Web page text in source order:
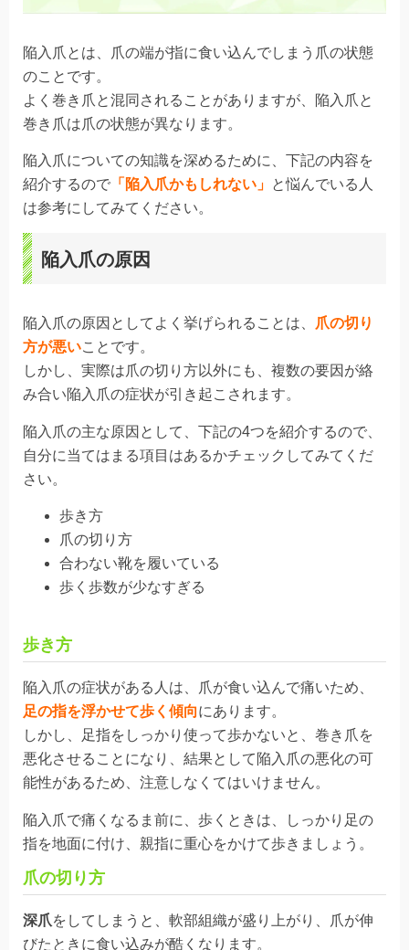
陥入爪とは、爪の端が指に食い込んでしまう爪の状態
のことです。
よく巻き爪と混同されることがありますが、陥入爪と
巻き爪は爪の状態が異なります。
陥入爪についての知識を深めるために、下記の内容を
紹介するので 「陥入爪かもしれない」 と悩んでいる人
は参考にしてみてください。
陥入爪の原因
陥入爪の原因としてよく挙げられることは、
爪の切り
方が悪いことです。
しかし、実際は爪の切り方以外にも、複数の要因が絡
み合い陥入爪の症状が引き起こされます。
陥入爪の主な原因として、下記の4つを紹介するので、
自分に当てはまる項目はあるかチェックしてみてくだ
さい。
歩き方
爪の切り方
合わない靴を履いている
歩く歩数が少なすぎる
歩き方
陥入爪の症状がある人は、爪が食い込んで痛いため、
足の指を浮かせて歩く傾向にあります。
しかし、足指をしっかり使って歩かないと、巻き爪を
悪化させることになり、結果として陥入爪の悪化の可
能性があるため、注意しなくてはいけません。
陥入爪で痛くなるま前に、歩くときは、しっかり足の
指を地面に付け、親指に重心をかけて歩きましょう。
爪の切り方
深爪をしてしまうと、軟部組織が盛り上がり、爪が伸
びたときに食い込みが酷くなります。